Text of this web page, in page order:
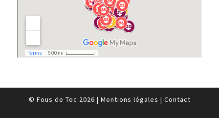
© Fous de Toc 2026 | Mentions légales | Contact